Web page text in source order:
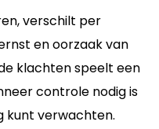
verschilt per
en oorzaak van
klachten speelt een
controle nodig is
kunt verwachten.